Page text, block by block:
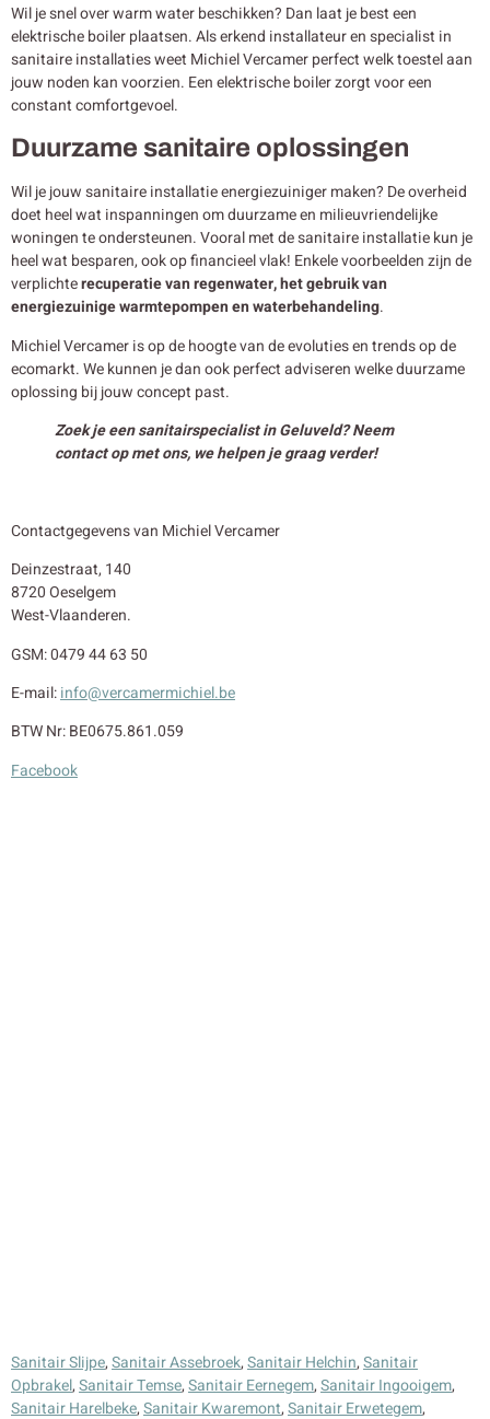
Wil je snel over warm water beschikken? Dan laat je best een
elektrische boiler plaatsen. Als erkend installateur en specialist in
sanitaire installaties weet Michiel Vercamer perfect welk toestel aan
jouw noden kan voorzien. Een elektrische boiler zorgt voor een
constant comfortgevoel.
Duurzame sanitaire oplossingen
Wil je jouw sanitaire installatie energiezuiniger maken? De overheid
doet heel wat inspanningen om duurzame en milieuvriendelijke
woningen te ondersteunen. Vooral met de sanitaire installatie kun je
heel wat besparen, ook op financieel vlak! Enkele voorbeelden zijn de
verplichterecuperatie van regenwater, het gebruik van
energiezuinige warmtepompen en waterbehandeling.
Michiel Vercamer is op de hoogte van de evoluties en trends op de
ecomarkt. We kunnen je dan ook perfect adviseren welke duurzame
oplossing bij jouw concept past.
Zoek je een sanitairspecialist in Geluveld? Neem
contact op met ons, we helpen je graag verder!
Contactgegevens van Michiel Vercamer
Deinzestraat, 140
8720 Oeselgem
West-Vlaanderen.
GSM: 0479 44 63 50
E-mail:info@vercamermichiel.be
BTW Nr: BE0675.861.059
Facebook
Sanitair Slijpe,Sanitair Assebroek,Sanitair Helchin,Sanitair
Opbrakel,Sanitair Temse,Sanitair Eernegem,Sanitair Ingooigem,
Sanitair Harelbeke,Sanitair Kwaremont,Sanitair Erwetegem,